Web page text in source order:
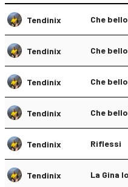
Tendinix Che bello
Tendinix Che
Tendinix Che
Tendinix Che
Tendinix Riflessi
Tendinix La Gina